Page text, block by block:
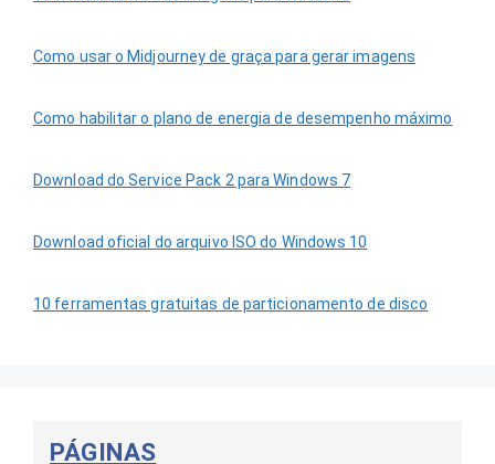
Como usar o Midjourney de graça para gerar imagens
Como habilitar o plano de energia de desempenho máximo
Download do Service Pack 2 para Windows 7
Download oficial do arquivo ISO do Windows 10
10 ferramentas gratuitas de particionamento de disco
PÁGINAS